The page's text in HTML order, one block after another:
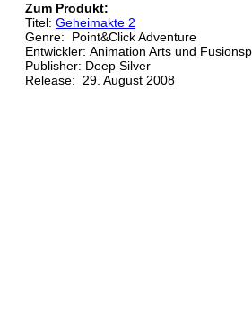
Zum Produkt:
Titel: Geheimakte 2
Genre: Point&Click Adventure
Entwickler: Animation Arts und
Publisher: Deep Silver
Release: 29. August 2008